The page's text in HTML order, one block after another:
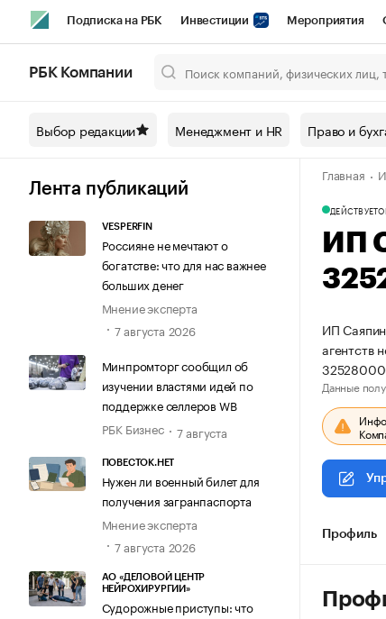
Подписка на РБК Инвестиции Мероприятия
Спецпроекты СПб Конференции СПб
Технологии и медиа Рынок наличной
РБК Компании
Выбор редакции Менеджмент и HR Право и
Лента публикаций
VESPERFIN
Россияне не мечтают о
богатстве: что для нас важнее
больших денег
Мнение эксперта
7 августа 2026
Минпромторг сообщил об
изучении властями идей по
поддержке селлеров WB
РБК Бизнес
7 августа
ПОВЕСТОК.НЕТ
Нужен ли военный билет для
получения загранпаспорта
Мнение эксперта
7 августа 2026
АО «ДЕЛОВОЙ ЦЕНТР
НЕЙРОХИРУРГИИ»
Судорожные приступы: что
Главная
ДЕЙСТВУЕТ
ИП
ИП
агентств
Данные
Профиль